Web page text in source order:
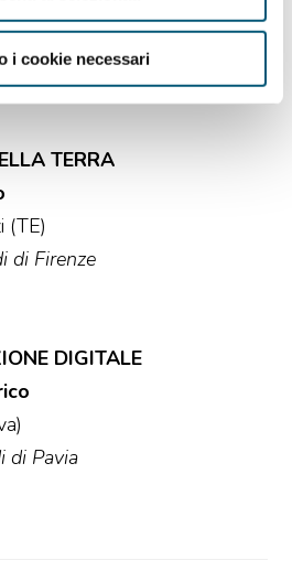
i cookie necessari
TERRA
(TE)
di Firenze
DIGITALE
di Pavia